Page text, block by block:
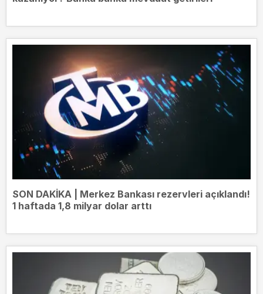
SON DAKİKA | Merkez Bankası rezervleri açıklandı!
1 haftada 1,8 milyar dolar arttı